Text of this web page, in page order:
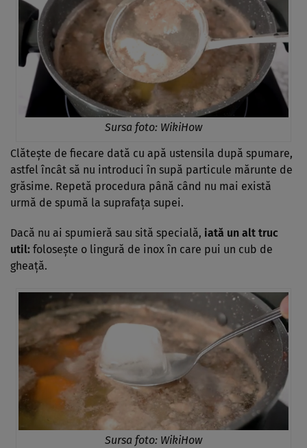
Sursa foto: WikiHow
Clătește de fiecare dată cu apă ustensila după spumare,
astfel încât să nu introduci în supă particule mărunte de
grăsime. Repetă procedura până când nu mai există
urmă de spumă la suprafața supei.
Dacă nu ai spumieră sau sită specială, iată un alt truc
util: folosește o lingură de inox în care pui un cub de
gheață.
Sursa foto: WikiHow